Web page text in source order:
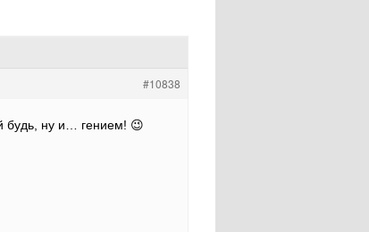
#10838
будь, ну и… гением! 😉